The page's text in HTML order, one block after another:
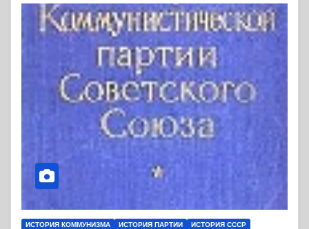
ИСТОРИЯ КОММУНИЗМА ИСТОРИЯ ПАРТИИ ИСТОРИЯ СССР